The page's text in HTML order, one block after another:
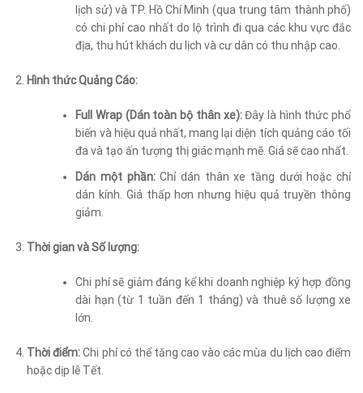
lịch sử) và TP. Hồ Chí Minh (qua trung tâm thành phố)
có chi phí cao nhất do lộ trình đi qua các khu vực đắc
địa, thu hút khách du lịch và cư dân có thu nhập cao.
Hình thức Quảng Cáo:
Full Wrap (Dán toàn bộ thân xe):Đây là hình thức phổ
biến và hiệu quả nhất, mang lại diện tích quảng cáo tối
đa và tạo ấn tượng thị giác mạnh mẽ. Giá sẽ cao nhất.
Dán một phần:Chỉ dán thân xe tầng dưới hoặc chỉ
dán kính. Giá thấp hơn nhưng hiệu quả truyền thông
giảm.
Thời gian và Số lượng:
Chi phí sẽ giảm đáng kể khi doanh nghiệp ký hợp đồng
dài hạn (từ 1 tuần đến 1 tháng) và thuê số lượng xe
lớn.
Thời điểm:Chi phí có thể tăng cao vào các mùa du lịch cao điểm
hoặc dịp lễ Tết.